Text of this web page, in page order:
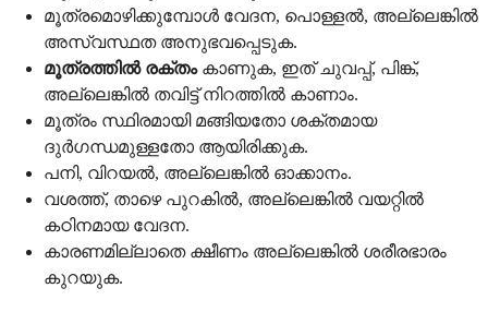
മൂത്രമൊഴിക്കുമ്പോൾ വേദന, പൊള്ളൽ, അല്ലെങ്കിൽ
അസ്വസ്ഥത അനുഭവപ്പെടുക.
മൂത്രത്തിൽ രക്തംകാണുക, ഇത് ചുവപ്പ്, പിങ്ക്,
അല്ലെങ്കിൽ തവിട്ട് നിറത്തിൽ കാണാം.
മൂത്രം സ്ഥിരമായി മങ്ങിയതോ ശക്തമായ
ദുർഗന്ധമുള്ളതോ ആയിരിക്കുക.
പനി, വിറയൽ, അല്ലെങ്കിൽ ഓക്കാനം.
വശത്ത്, താഴെ പുറകിൽ, അല്ലെങ്കിൽ വയറ്റിൽ
കഠിനമായ വേദന.
കാരണമില്ലാതെ ക്ഷീണം അല്ലെങ്കിൽ ശരീരഭാരം
കുറയുക.